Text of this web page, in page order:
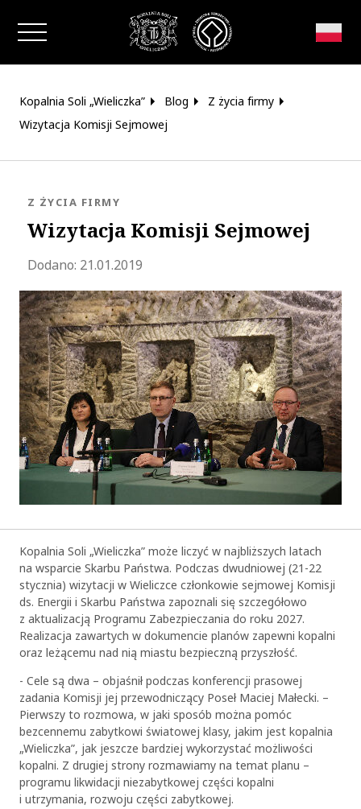
Zamknij okno
Kopalnia Soli „Wieliczka” Blog
Z życia firmy
Wizytacja Komisji Sejmowej
Wizytacja Komisji Sejmowej
KATEGORIA:
Z ŻYCIA FIRMY
Dodano: 21.01.2019Zaktualizowano 2020-05-19 15:33:27
Kopalnia Soli „Wieliczka” może liczyć w najbliższych latach
na wsparcie Skarbu Państwa. Podczas dwudniowej (21-22
stycznia) wizytacji w Wieliczce członkowie sejmowej Komisji
ds. Energii i Skarbu Państwa zapoznali się szczegółowo
z aktualizacją Programu Zabezpieczania do roku 2027.
Realizacja zawartych w dokumencie planów zapewni kopalni
oraz leżącemu nad nią miastu bezpieczną przyszłość.
- Cele są dwa – objaśnił podczas konferencji prasowej
zadania Komisji jej przewodniczący Poseł Maciej Małecki. –
Pierwszy to rozmowa, w jaki sposób można pomóc
bezcennemu zabytkowi światowej klasy, jakim jest kopalnia
„Wieliczka”, jak jeszcze bardziej wykorzystać możliwości
kopalni. Z drugiej strony rozmawiamy na temat planu –
programu likwidacji niezabytkowej części kopalni
i utrzymania, rozwoju części zabytkowej.